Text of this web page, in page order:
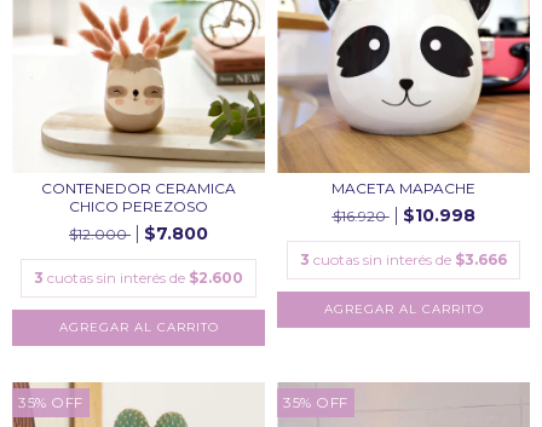
CONTENEDOR CERAMICA
CHICO PEREZOSO
$12.000
$7.800
3 cuotas sin interés de $2.600
MACETA MAPACHE
$16.920
$10.998
3 cuotas sin interés de $3.666
35% OFF 35% OFF